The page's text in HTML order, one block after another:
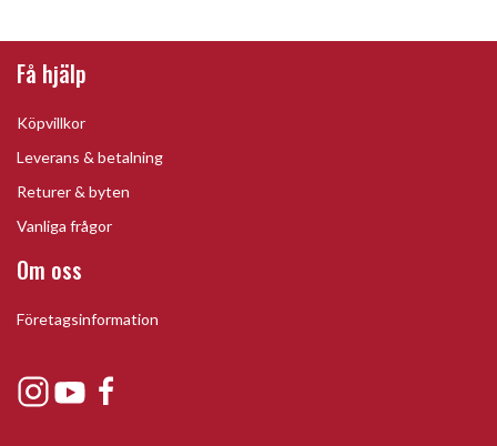
Få hjälp
Köpvillkor
Leverans & betalning
Returer & byten
Vanliga frågor
Om oss
Företagsinformation